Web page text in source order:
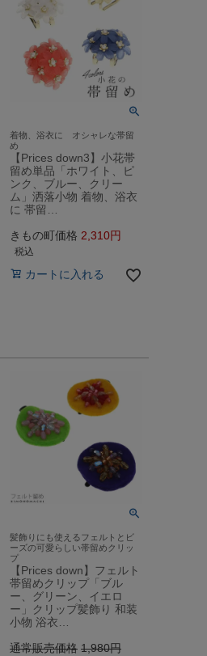
着物、浴衣に オシャレな帯留
め
【Prices down3】小花帯
留め単品「ホワイト、ピ
ンク、ブルー、クリー
ム」洒落小物 着物、浴衣
に 帯留…
きもの町価格 2,310
税込
カートに入れる
髪飾りにも使えるフェルトとビ
ーズの可愛らしい帯留めクリッ
プ
【Prices down】フェルト
帯留めクリップ「ブル
ー、グリーン、イエロ
ー」クリップ髪飾り 和装
小物 浴衣…
通常販売価格 1,980